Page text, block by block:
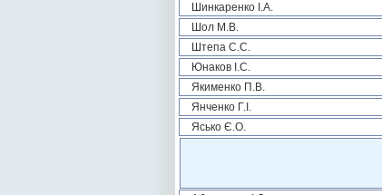
Шинкаренко І.А.
Шол М.В.
Штепа С.С.
Юнаков І.С.
Якименко П.В.
Янченко Г.І.
Ясько Є.О.